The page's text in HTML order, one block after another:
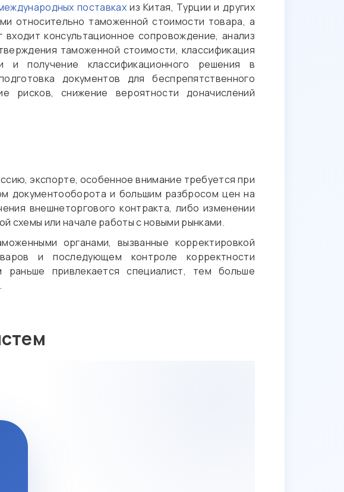
поставкахиз Китая, Турции и других
относительно таможенной стоимости товара, а
консультационное сопровождение, анализ
таможенной стоимости, классификация
и получение классификационного решения в
документов для беспрепятственного
рисков, снижение вероятности доначислений
экспорте, особенное внимание требуется при
документооборота и большим разбросом цен на
внешнеторгового контракта, либо изменении
схемы или начале работы с новыми рынками.
органами, вызванные корректировкой
и последующем контроле корректности
раньше привлекается специалист, тем больше